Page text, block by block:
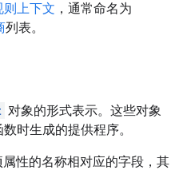
则上下文 ，通常命名为
列表。
对象的形式表示。这些对象
时生成的提供程序。
性的名称相对应的字段，其